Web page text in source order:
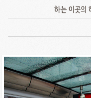
하는 이곳의